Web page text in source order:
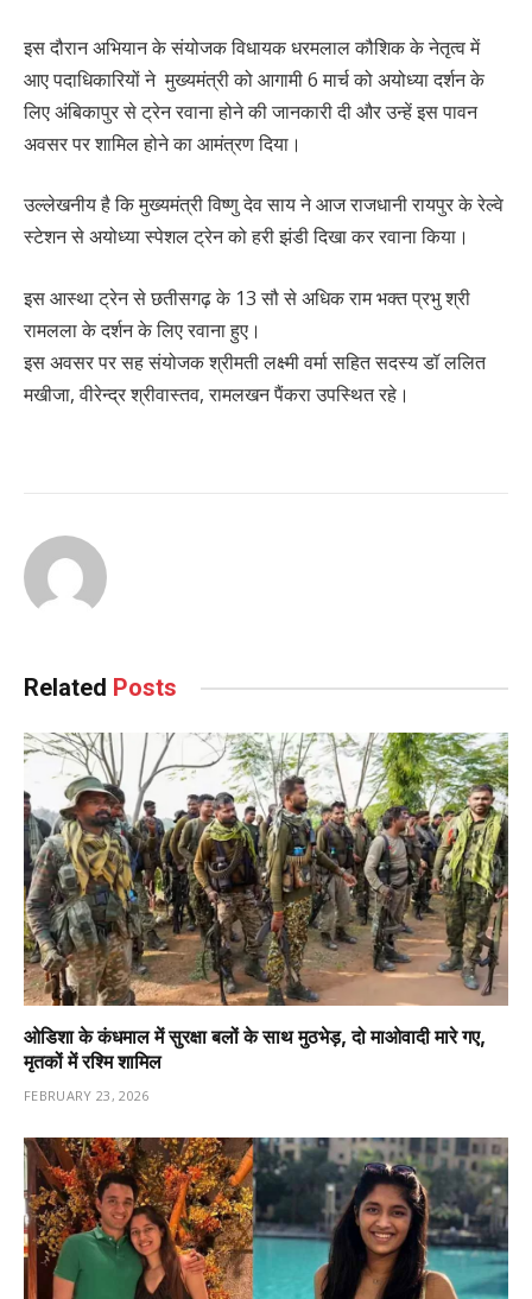
इस दौरान अभियान के संयोजक विधायक धरमलाल कौशिक के नेतृत्व में
आए पदाधिकारियों ने मुख्यमंत्री को आगामी 6 मार्च को अयोध्या दर्शन के
लिए अंबिकापुर से ट्रेन रवाना होने की जानकारी दी और उन्हें इस पावन
अवसर पर शामिल होने का आमंत्रण दिया।
उल्लेखनीय है कि मुख्यमंत्री विष्णु देव साय ने आज राजधानी रायपुर के रेल्वे
स्टेशन से अयोध्या स्पेशल ट्रेन को हरी झंडी दिखा कर रवाना किया।
इस आस्था ट्रेन से छतीसगढ़ के 13 सौ से अधिक राम भक्त प्रभु श्री
रामलला के दर्शन के लिए रवाना हुए।
इस अवसर पर सह संयोजक श्रीमती लक्ष्मी वर्मा सहित सदस्य डॉ ललित
मखीजा, वीरेन्द्र श्रीवास्तव, रामलखन पैंकरा उपस्थित रहे।
Related Posts
ओडिशा के कंधमाल में सुरक्षा बलों के साथ मुठभेड़, दो माओवादी मारे गए,
मृतकों में रश्मि शामिल
FEBRUARY 23, 2026